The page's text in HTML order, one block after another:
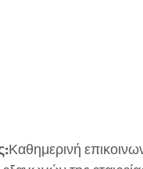
Καθημερινή